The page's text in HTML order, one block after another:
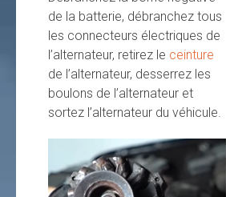
de la batterie, débranchez tous
les connecteurs électriques de
l’alternateur, retirez le ceinture
de l’alternateur, desserrez les
boulons de l’alternateur et
sortez l’alternateur du véhicule.